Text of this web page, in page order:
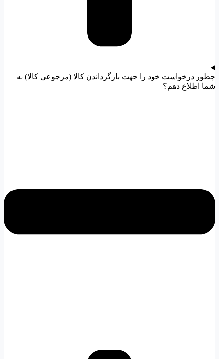
چطور درخواست خود را جهت بازگرداندن کالا (مرجوعی کالا) به
شما اطلاع دهم؟